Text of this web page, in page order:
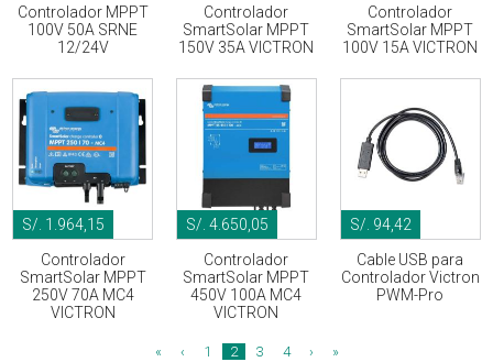
Controlador MPPT
100V 50A SRNE
12/24V
Controlador
SmartSolar MPPT
150V 35A VICTRON
Controlador
SmartSolar MPPT
100V 15A VICTRON
S/. 1.964,15
Controlador
SmartSolar MPPT
250V 70A MC4
VICTRON
S/. 4.650,05
Controlador
SmartSolar MPPT
450V 100A MC4
VICTRON
S/. 94,42
Cable USB para
Controlador Victron
PWM-Pro
« ‹ 1 2 3 4 › »